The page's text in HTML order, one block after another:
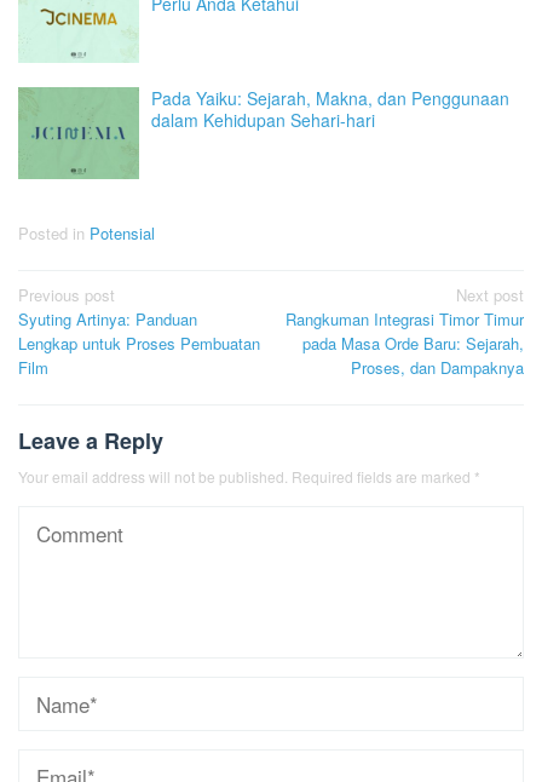
Pada Yaiku: Sejarah, Makna, dan Penggunaan
dalam Kehidupan Sehari-hari
Posted in Potensial
Post
navigation
Previous post
Syuting Artinya: Panduan
Lengkap untuk Proses Pembuatan
Film
Next post
Rangkuman Integrasi Timor Timur
pada Masa Orde Baru: Sejarah,
Proses, dan Dampaknya
Leave a Reply
Your email address will not be published. Required fields are marked *